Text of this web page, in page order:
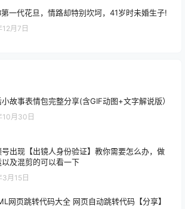
一代花旦，情路却特别坎坷，41岁时未婚生子!
月7日
故事表情包完整分享(含GIF动图+文字解说版）
10月30日
号出现【出镜人身份验证】教你需要怎么办，做
以及混剪的可以看一下
3月15日
网页跳转代码大全 网页自动跳转代码【分享】